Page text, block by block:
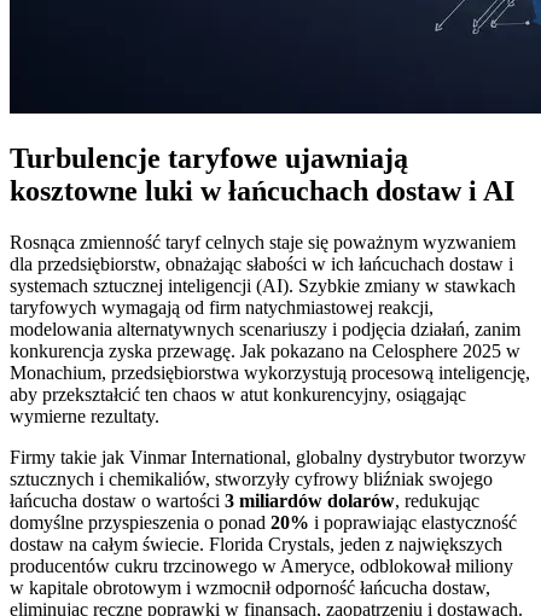
Turbulencje taryfowe ujawniają
kosztowne luki w łańcuchach dostaw i AI
Rosnąca zmienność taryf celnych staje się poważnym wyzwaniem
dla przedsiębiorstw, obnażając słabości w ich łańcuchach dostaw i
systemach sztucznej inteligencji (AI). Szybkie zmiany w stawkach
taryfowych wymagają od firm natychmiastowej reakcji,
modelowania alternatywnych scenariuszy i podjęcia działań, zanim
konkurencja zyska przewagę. Jak pokazano na Celosphere 2025 w
Monachium, przedsiębiorstwa wykorzystują procesową inteligencję,
aby przekształcić ten chaos w atut konkurencyjny, osiągając
wymierne rezultaty.
Firmy takie jak Vinmar International, globalny dystrybutor tworzyw
sztucznych i chemikaliów, stworzyły cyfrowy bliźniak swojego
łańcucha dostaw o wartości 3 miliardów dolarów, redukując
domyślne przyspieszenia o ponad 20% i poprawiając elastyczność
dostaw na całym świecie. Florida Crystals, jeden z największych
producentów cukru trzcinowego w Ameryce, odblokował miliony
w kapitale obrotowym i wzmocnił odporność łańcucha dostaw,
eliminując ręczne poprawki w finansach, zaopatrzeniu i dostawach.